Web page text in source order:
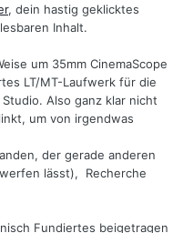
, dein hastig geklicktes
Inhalt.
um 35mm CinemaScope
LT/MT-Laufwerk für die
Also ganz klar nicht
um von irgendwas
der gerade anderen
lässt), Recherche
Fundiertes beigetragen